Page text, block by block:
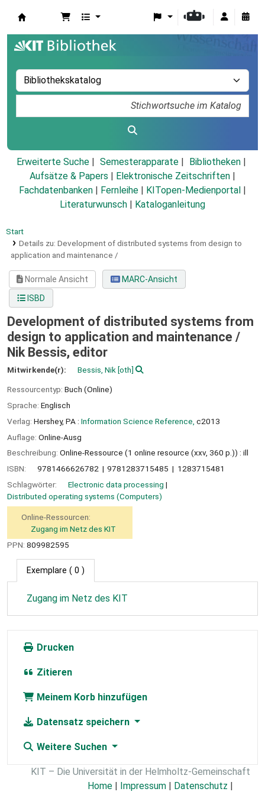
Erweiterte Suche Semesterapparate
Bibliotheken
Aufsätze & Papers
Elektronische Zeitschriften
Fachdatenbanken
Fernleihe KITopen-Medienportal
Literaturwunsch
Kataloganleitung
Start
Details zu: Development of distributed systems from design to
application and maintenance /
Normale Ansicht
MARC-Ansicht
ISBD
Development of distributed systems from
design to application and maintenance /
Nik Bessis, editor
Mitwirkende(r): Bessis, Nik [oth]
Ressourcentyp: Buch (Online)
Sprache: Englisch
Verlag: Hershey, PA : Information Science Reference, c2013
Auflage: Online-Ausg
Beschreibung: Online-Ressource (1 online resource (xxv, 360 p.)) : ill
ISBN:
9781466626782 9781283715485
1283715481
Schlagwörter:
Electronic data processing
Distributed operating systems (Computers)
Online-Ressourcen:
Zugang im Netz des KIT
PPN: 809982595
Exemplare ( 0 )
Zugang im Netz des KIT
Drucken
Zitieren
Meinem Korb hinzufügen
Datensatz speichern
Weitere Suchen
KIT – Die Universität in der Helmholtz-Gemeinschaft
Home
Impressum Datenschutz